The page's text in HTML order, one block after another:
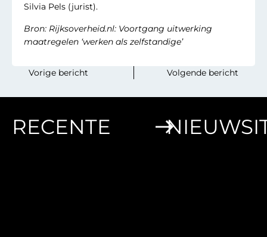
Silvia Pels (jurist).
Bron: Rijksoverheid.nl: Voortgang uitwerking
maatregelen ‘werken als zelfstandige’
‎ ‎ ‎ ‎ ‎ ‎ ‎ ‎Vorige bericht Volgende bericht‎ ‎ ‎‎ ‎ ‎‎ ‎‎ ‎ ‎
RECENTE